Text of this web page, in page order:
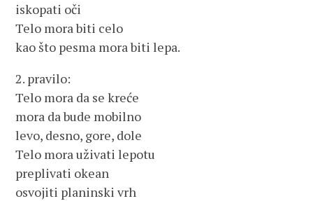
iskopati oči
Telo mora biti celo
kao što pesma mora biti lepa.
2. pravilo:
Telo mora da se kreće
mora da bude mobilno
levo, desno, gore, dole
Telo mora uživati lepotu
preplivati okean
osvojiti planinski vrh